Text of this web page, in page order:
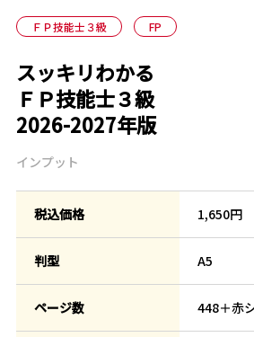
ＦＰ技能士３級 FP
スッキリわかる
ＦＰ技能士３級
2026-2027年版
インプット
税込価格 1,650円
判型 A5
ページ数 448＋赤